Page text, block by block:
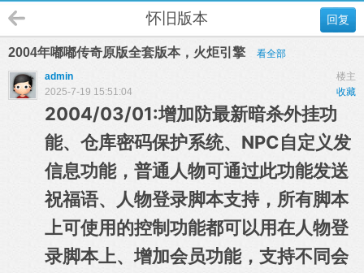
回复
怀旧版本
2004年嘟嘟传奇原版全套版本，火炬引擎
看全部
楼主
admin
收藏
2025-7-19 15:51:04
2004/03/01:增加防最新暗杀外挂功
能、仓库密码保护系统、NPC自定义发
信息功能，普通人物可通过此功能发送
祝福语、人物登录脚本支持，所有脚本
上可使用的控制功能都可以用在人物登
录脚本上、增加会员功能，支持不同会